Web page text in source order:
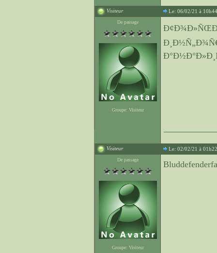
Visiteur Le: 06/02/21 à 10h44
De passage
Groupe: Visiteur
Visiteur Le: 02/02/21 à 01h22
De passage
Groupe: Visiteur